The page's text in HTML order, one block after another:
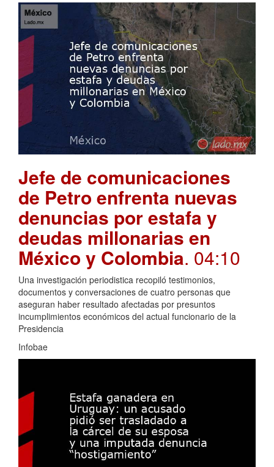
Jefe de comunicaciones
de Petro enfrenta nuevas
denuncias por estafa y
deudas millonarias en
México y Colombia. 04:10
Una investigación periodistica recopiló testimonios,
documentos y conversaciones de cuatro personas que
aseguran haber resultado afectadas por presuntos
incumplimientos económicos del actual funcionario de la
Presidencia
Infobae